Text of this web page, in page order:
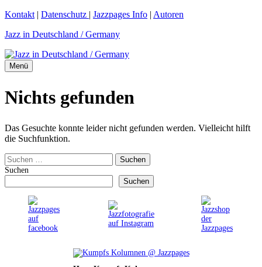
Zum
springen
Kontakt | Datenschutz | Jazzpages Info | Autoren
Jazz in Deutschland / Germany
Menü
Nichts gefunden
Das Gesuchte konnte leider nicht gefunden werden. Vielleicht hilft
die Suchfunktion.
Suchen
nach:
Suchen
Suchen